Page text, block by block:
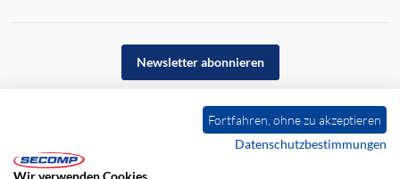
Newsletter abonnieren
Fortfahren, ohne zu akzeptieren
Datenschutzbestimmungen
Wir verwenden Cookies